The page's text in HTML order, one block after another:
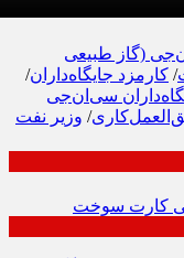
(گاز طبیعی
/ کارمزد جایگاه‌داران/
سی‌ان‌جی
/ وزیر نفت